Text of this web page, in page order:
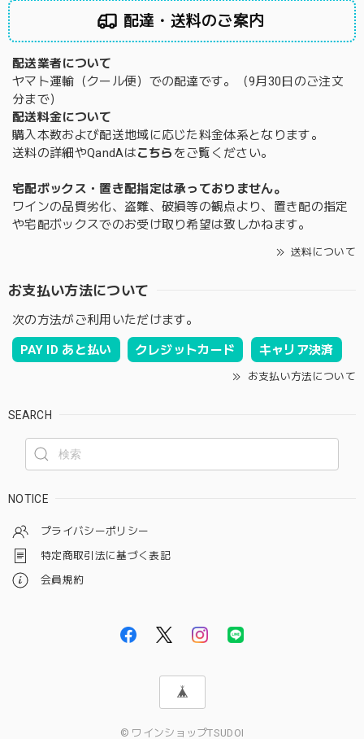
配達・送料のご案内
配送業者について
ヤマト運輸（クール便）での配達です。（9月30日のご注文
分まで）
配送料金について
購入本数および配送地域に応じた料金体系となります。
送料の詳細やQandAはこちら をご覧ください。
宅配ボックス・置き配指定は承っておりません。
ワインの品質劣化、盗難、破損等の観点より、置き配の指定
や宅配ボックスでのお受け取り希望は致しかねます。
送料について
お支払い方法について
次の方法がご利用いただけます。
PAY ID あと払い クレジットカード キャリア決済
お支払い方法について
SEARCH
NOTICE
プライバシーポリシー
特定商取引法に基づく表記
会員規約
© ワインショップTSUDOI